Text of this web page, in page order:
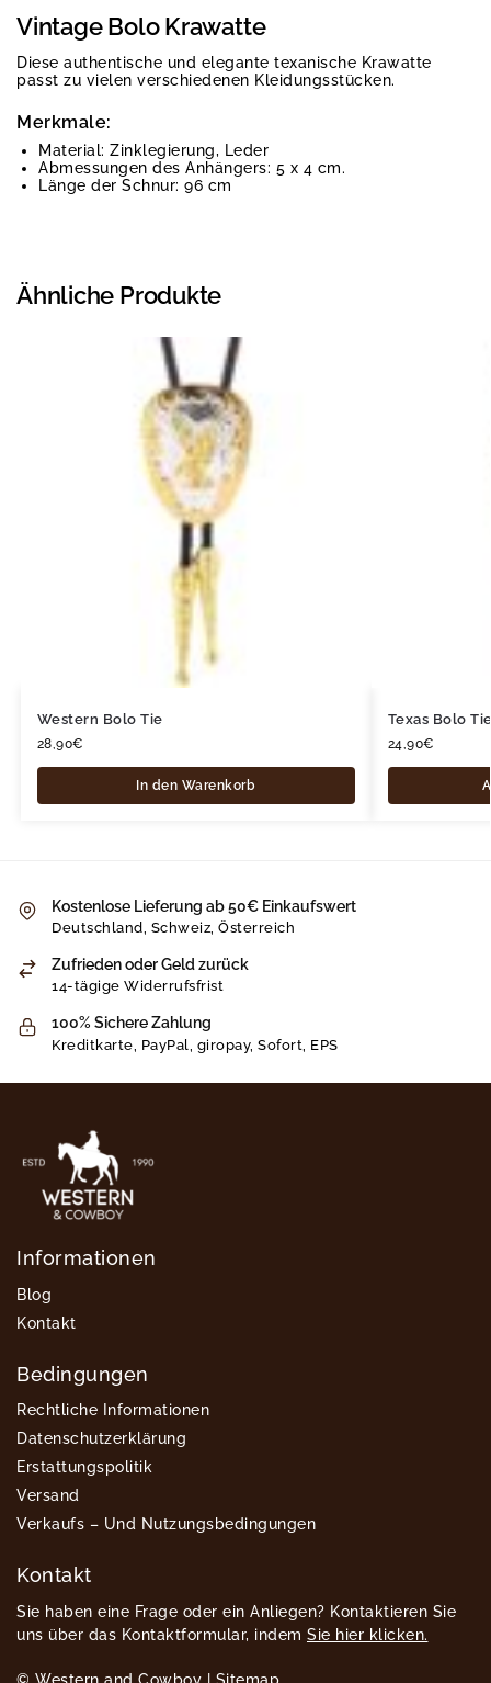
Vintage Bolo Krawatte
Diese authentische und elegante texanische Krawatte
passt zu vielen verschiedenen Kleidungsstücken.
Merkmale:
Material: Zinklegierung, Leder
Abmessungen des Anhängers: 5 x 4 cm.
Länge der Schnur: 96 cm
Ähnliche Produkte
Western Bolo Tie
28,90€
In den Warenkorb
Texas Bolo
24,90€
Kostenlose Lieferung ab 50€ Einkaufswert
Deutschland, Schweiz, Österreich
Zufrieden oder Geld zurück
14-tägige Widerrufsfrist
100% Sichere Zahlung
Kreditkarte, PayPal, giropay, Sofort, EPS
Informationen
Blog
Kontakt
Bedingungen
Rechtliche Informationen
Datenschutzerklärung
Erstattungspolitik
Versand
Verkaufs – Und Nutzungsbedingungen
Kontakt
Sie haben eine Frage oder ein Anliegen? Kontaktieren Sie
uns über das Kontaktformular, indem Sie hier klicken.